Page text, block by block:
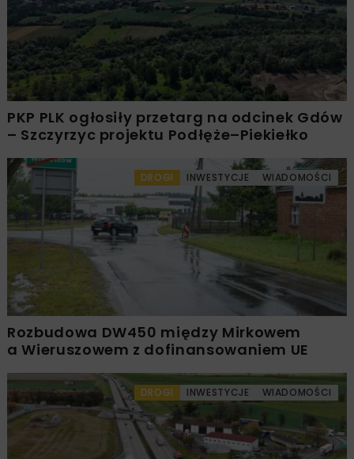
PKP PLK ogłosiły przetarg na odcinek Gdów
– Szczyrzyc projektu Podłęże–Piekiełko
DROGI INWESTYCJE WIADOMOŚCI
Rozbudowa DW450 między Mirkowem
a Wieruszowem z dofinansowaniem UE
DROGI INWESTYCJE WIADOMOŚCI